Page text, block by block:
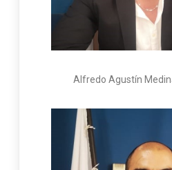
Alfredo Agustín